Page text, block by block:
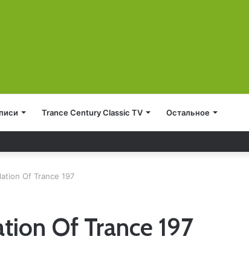
Trance Century Classic TV Остальное
Of Trance 197
Of Trance 197